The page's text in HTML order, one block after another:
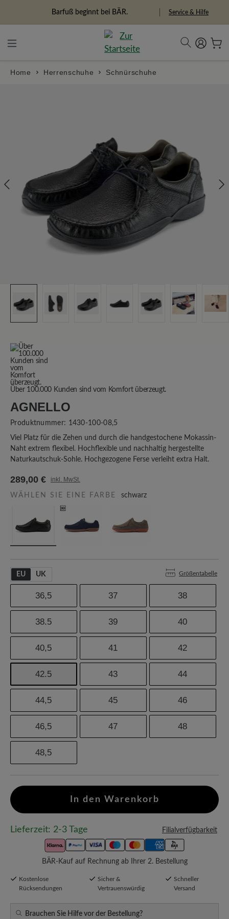
Barfuß beginnt bei BÄR. Service & Hilfe
Home Herrenschuhe Schnürschuhe
Über 100.000 Kunden sind vom Komfort überzeugt.
AGNELLO
Produktnummer: 1430-100-08,5
Viel Platz für die Zehen und durch die handgestochene Mokassin-
Naht extrem flexibel. Hochflexible und nachhaltig hergestellte
Naturkautschuk-Sohle. Hochgezogene Ferse verleiht extra Halt.
289,00 € inkl. MwSt.
WÄHLEN SIE EINE FARBE schwarz
EU UK Größentabelle
36,5 37 38
38.5 39 40
40,5 41 42
42.5 43 44
44,5 45 46
46,5 47 48
48,5
In den Warenkorb
Lieferzeit: 2-3 Tage Filialverfügbarkeit
BÄR-Kauf auf Rechnung ab Ihrer 2. Bestellung
Kostenlose
Rücksendungen
Sicher &
Vertrauenswürdig
Schneller
Versand
Brauchen Sie Hilfe vor der Bestellung?